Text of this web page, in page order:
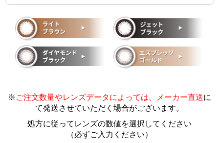
※ ご注文数量やレンズデータによっては、メーカー直送に
て発送させていただく場合がございます。
処方に従ってレンズの数値を選択してください
（必ずご入力ください）